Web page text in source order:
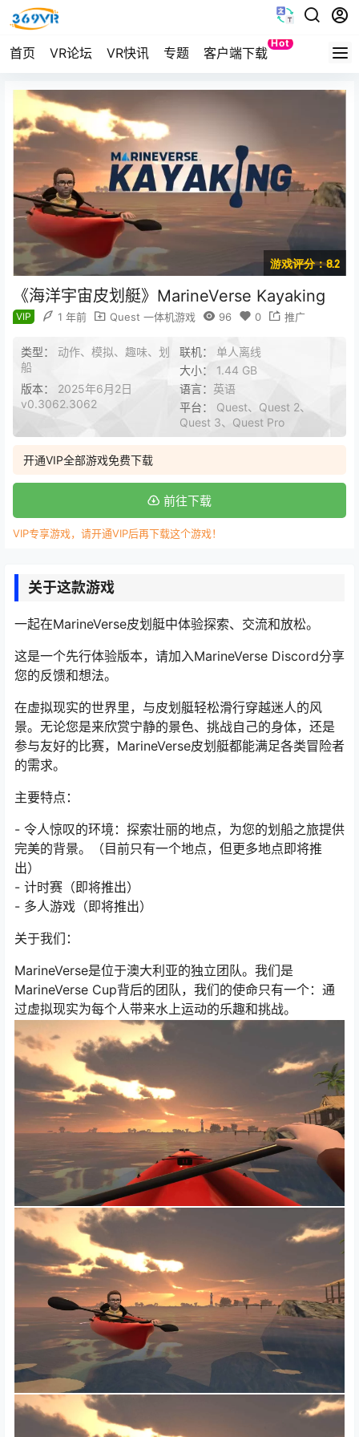
首页 VR论坛 VR快讯 专题 客户端下载
Hot
Quest
游戏评分：8.2
《海洋宇宙皮划艇》MarineVerse Kayaking
VIP 1 年前 Quest 一体机游戏 96 0 推广
类型： 动作、模拟、趣味、划
船
联机： 单人离线
大小： 1.44 GB
版本： 2025年6月2日
v0.3062.3062
语言： 英语
平台： Quest、Quest 2、
Quest 3、Quest Pro
开通VIP全部游戏免费下载
前往下载
VIP专享游戏，请开通VIP后再下载这个游戏！
关于这款游戏
一起在MarineVerse皮划艇中体验探索、交流和放松。
这是一个先行体验版本，请加入MarineVerse Discord分享
您的反馈和想法。
在虚拟现实的世界里，与皮划艇轻松滑行穿越迷人的风
景。无论您是来欣赏宁静的景色、挑战自己的身体，还是
参与友好的比赛，MarineVerse皮划艇都能满足各类冒险者
的需求。
主要特点：
- 令人惊叹的环境：探索壮丽的地点，为您的划船之旅提供
完美的背景。（目前只有一个地点，但更多地点即将推
出）
- 计时赛（即将推出）
- 多人游戏（即将推出）
关于我们：
MarineVerse是位于澳大利亚的独立团队。我们是
MarineVerse Cup背后的团队，我们的使命只有一个：通
过虚拟现实为每个人带来水上运动的乐趣和挑战。